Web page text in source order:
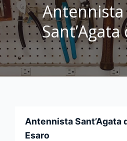
Antennista
Antennista Sant’Agata
Esaro